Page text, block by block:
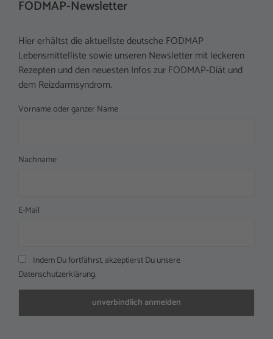
FODMAP-Newsletter
Hier erhältst die aktuellste deutsche FODMAP
Lebensmittelliste sowie unseren Newsletter mit leckeren
Rezepten und den neuesten Infos zur FODMAP-Diät und
dem Reizdarmsyndrom.
Vorname oder ganzer Name
Nachname
E-Mail
Indem Du fortfährst, akzeptierst Du unsere
Datenschutzerklärung.